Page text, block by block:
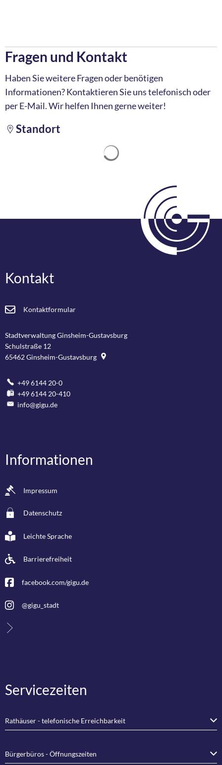
Fragen und Kontakt
Haben Sie weitere Fragen oder benötigen
Informationen? Kontaktieren Sie uns telefonisch oder
per E-Mail. Wir helfen Ihnen gerne weiter!
Standort
Kontakt
Kontaktformular
Stadtverwaltung Ginsheim-Gustavsburg
Schulstraße 12
65462Ginsheim-Gustavsburg
+49 6144 20-0
+49 6144 20-410
info@gigu.de
Informationen
Impressum
Datenschutz
Leichte Sprache
Barrierefreiheit
facebook.com/gigu.de
@gigu_stadt
Servicezeiten
Rathäuser - telefonische Erreichbarkeit
Bürgerbüros - Öffnungszeiten